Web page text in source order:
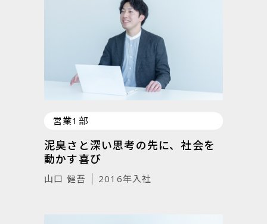
営業1部
泥臭さと深い思考の先に、社会を
動かす喜び
山口 健吾 2016年入社